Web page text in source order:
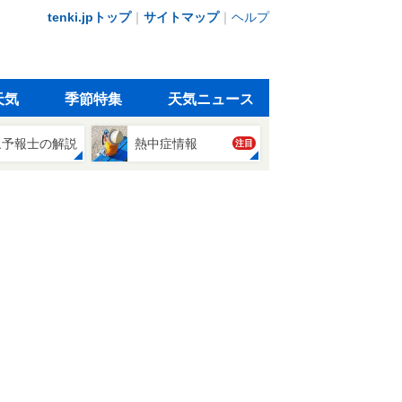
tenki.jpトップ｜ サイトマップ｜ ヘルプ
気 季節特集 天気ニュース
報士の解説 熱中症情報 注目